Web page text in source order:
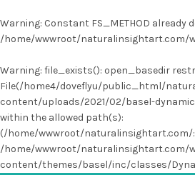
Warning: Constant FS_METHOD already
/home/wwwroot/naturalinsightart.com/
Warning: file_exists(): open_basedir
File(/home4/doveflyu/public_html/
content/uploads/2021/02/basel-
within the allowed path(s):
(/home/wwwroot/
/home/wwwroot/naturalinsightart.com/
content/themes/basel/inc/classes/